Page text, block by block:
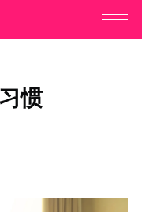
惯